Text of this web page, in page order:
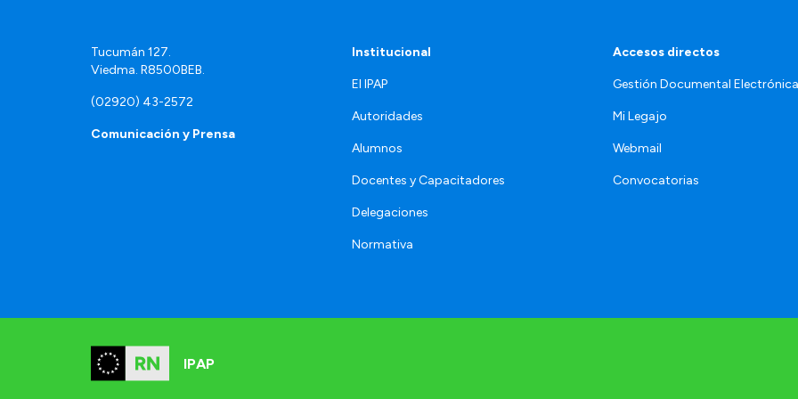
Tucumán 127.
Viedma. R8500BEB.
(02920) 43-2572
Comunicación y Prensa
Institucional
El IPAP
Autoridades
Alumnos
Docentes y Capacitadores
Delegaciones
Normativa
Accesos directos
Gestión Documental Electrónica
Mi Legajo
Webmail
Convocatorias
IPAP